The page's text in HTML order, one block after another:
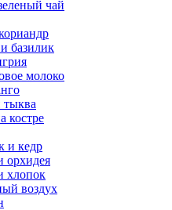
чай
базилик
молоко
костре
и кедр
орхидея
хлопок
воздух